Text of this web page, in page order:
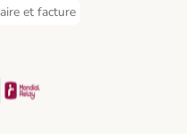
et facture
et facture Payment Method
Method
DPD Shipping Method